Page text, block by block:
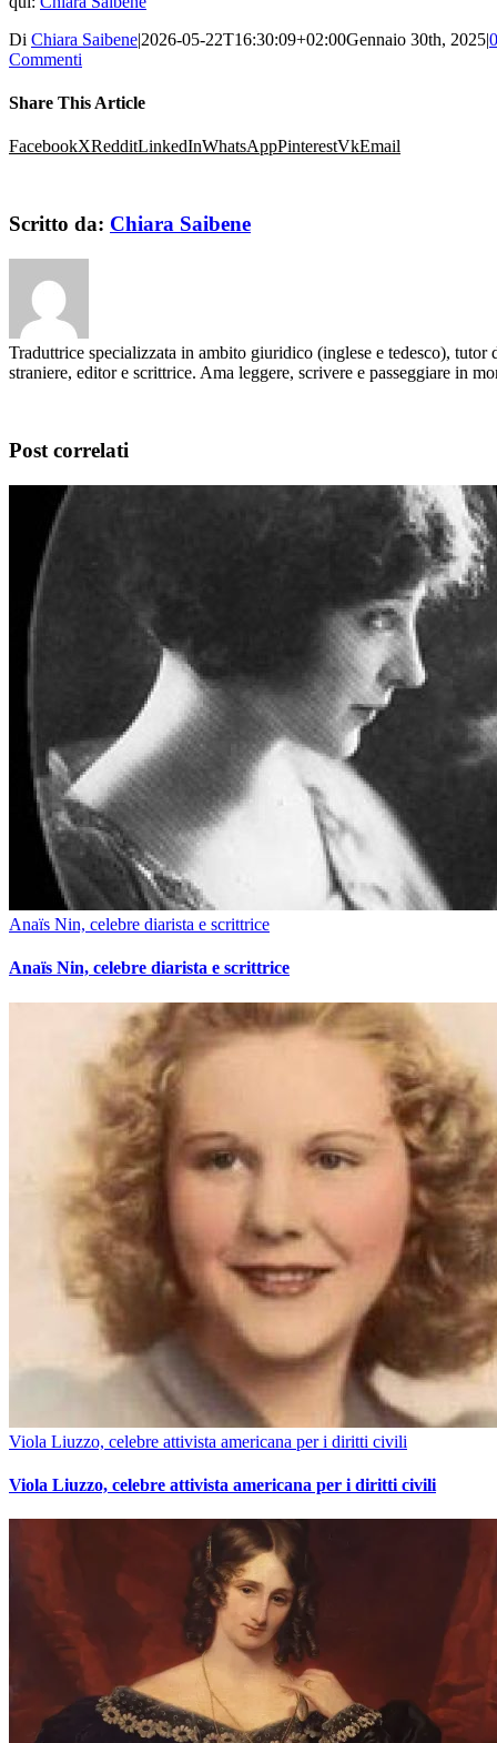
Di Chiara Saibene|2026-05-22T16:30:09+02:00Gennaio 30th, 2025|0
Commenti
Share This Article
FacebookXRedditLinkedInWhatsAppPinterestVkEmail
Scritto da: Chiara Saibene
Traduttrice specializzata in ambito giuridico (inglese e tedesco), tutor
straniere, editor e scrittrice. Ama leggere, scrivere e passeggiare in
Post correlati
Anaïs Nin, celebre diarista e scrittrice
Anaïs Nin, celebre diarista e scrittrice
Viola Liuzzo, celebre attivista americana per i diritti civili
Viola Liuzzo, celebre attivista americana per i diritti civili